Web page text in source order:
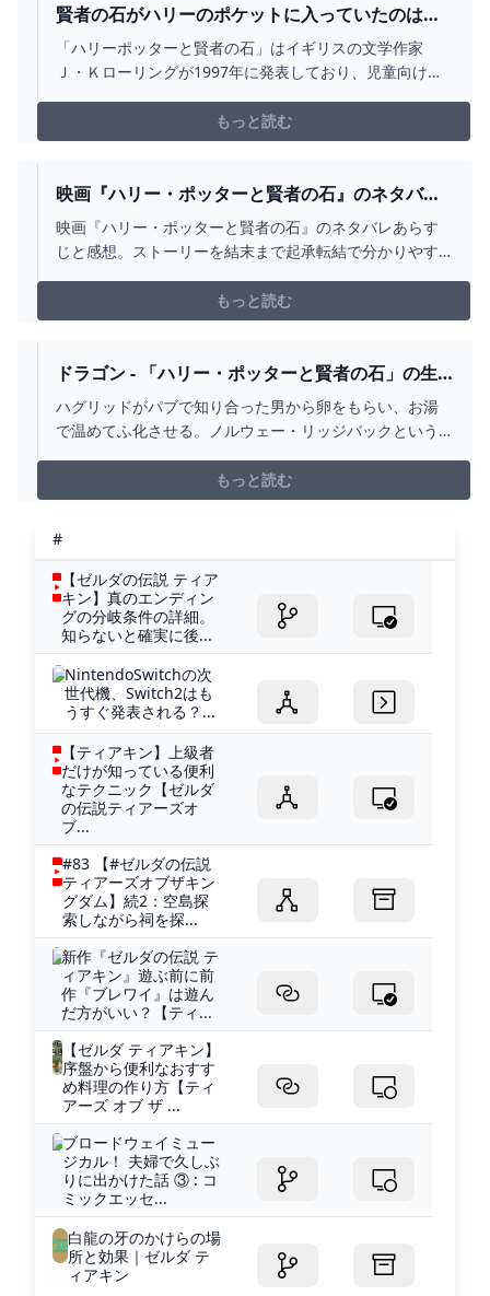
賢者の石がハリーのポケットに入っていたのはな
ぜ？どこで誰から手に入れたのか？作った人・効
果や、その後の行方も！
「ハリーポッターと賢者の石」はイギリスの文学作家
Ｊ・Ｋローリングが1997年に発表しており、児童向けフ
なります。 同作品が映画化されたのは2001年で、ワーナ
ー・ブラザーズが制作しています。
もっと読む
映画『ハリー・ポッターと賢者の石』のネタバレ
あらすじ結末と感想 MIHOシネマ
映画『ハリー・ポッターと賢者の石』のネタバレあらす
じと感想。ストーリーを結末まで起承転結で分かりやす
もっと読む
ドラゴン - 「ハリー・ポッターと賢者の石」の生
物 ｜ 映画スクエア
ハグリッドがパブで知り合った男から卵をもらい、お湯
で温めてふ化させる。ノルウェー・リッジバックという
もっと読む
#
【ゼルダの伝説 ティア
キン】真のエンディン
グの分岐条件の詳細。
知らないと確実に後...
NintendoSwitchの次
世代機、Switch2はも
うすぐ発表される？...
【ティアキン】上級者
だけが知っている便利
なテクニック【ゼルダ
の伝説ティアーズオ
ブ...
#83 【#ゼルダの伝説
ティアーズオブザキン
グダム】続2：空島探
索しながら祠を探...
新作『ゼルダの伝説 テ
ィアキン』遊ぶ前に前
作『ブレワイ』は遊ん
だ方がいい？【ティ...
【ゼルダ ティアキン】
序盤から便利なおすす
め料理の作り方【ティ
アーズ オブ ザ ...
ブロードウェイミュー
ジカル！ 夫婦で久しぶ
りに出かけた話 ③ : コ
ミックエッセ...
白龍の牙のかけらの場
所と効果｜ゼルダ テ
ィアキン